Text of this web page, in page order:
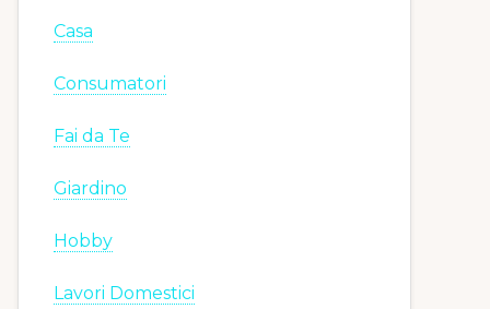
Casa
Consumatori
Fai da Te
Giardino
Hobby
Lavori Domestici